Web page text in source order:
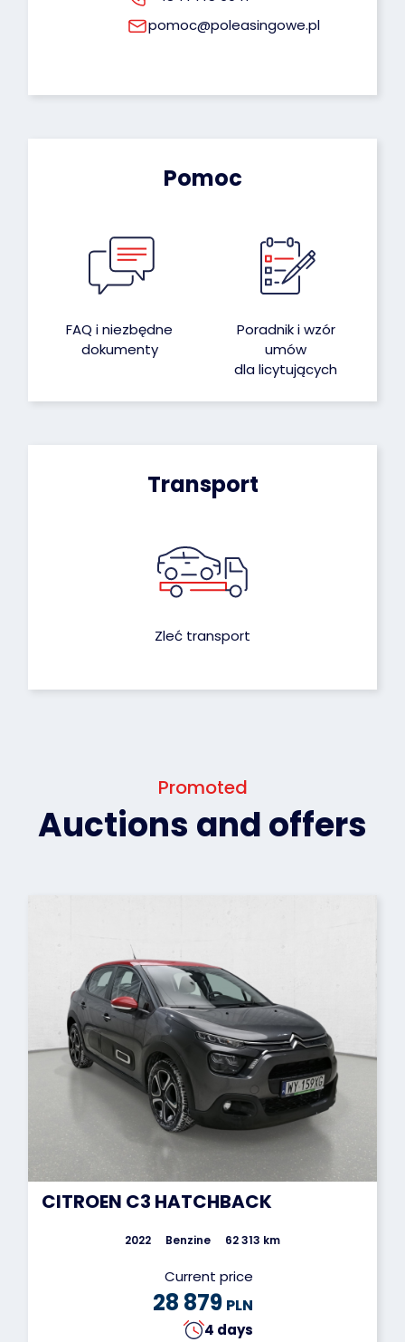
pomoc@poleasingowe.pl
Pomoc
FAQ i niezbędne
dokumenty
Poradnik i wzór
umów
dla licytujących
Transport
Zleć transport
Promoted
Auctions and offers
CITROEN C3 HATCHBACK
2022 Benzine 62 313 km
Current price
28 879 PLN
4 days